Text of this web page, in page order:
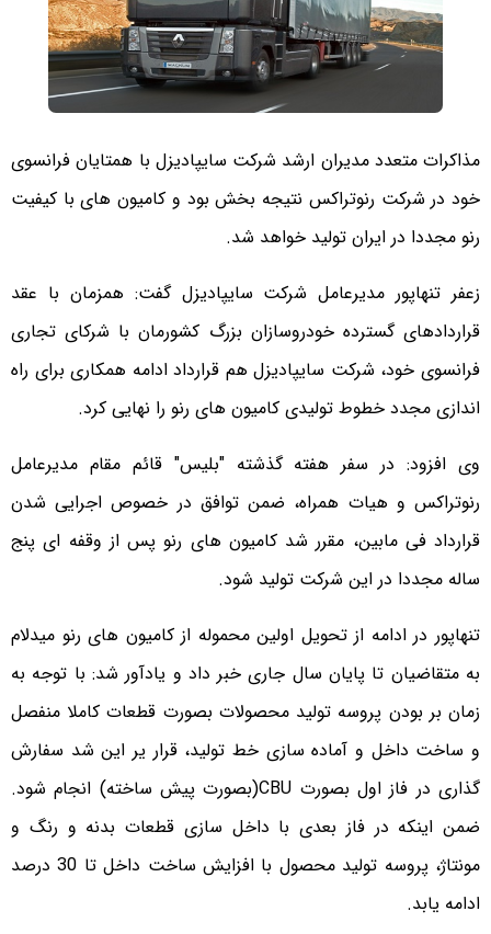
مذاکرات متعدد مدیران ارشد شرکت سایپادیزل با همتایان فرانسوی
خود در شرکت رنوتراکس نتیجه بخش بود و کامیون های با کیفیت
رنو مجددا در ایران تولید خواهد شد.
زعفر تنهاپور مدیرعامل شرکت سایپادیزل گفت: همزمان با عقد
قراردادهای گسترده خودروسازان بزرگ کشورمان با شرکای تجاری
فرانسوی خود، شرکت سایپادیزل هم قرارداد ادامه همکاری برای راه
اندازی مجدد خطوط تولیدی کامیون های رنو را نهایی کرد.
وی افزود: در سفر هفته گذشته "بلیس" قائم مقام مدیرعامل
رنوتراکس و هیات همراه، ضمن توافق در خصوص اجرایی شدن
قرارداد فی مابین، مقرر شد کامیون های رنو پس از وقفه ای پنج
ساله مجددا در این شرکت تولید شود.
تنهاپور در ادامه از تحویل اولین محموله از کامیون های رنو میدلام
به متقاضیان تا پایان سال جاری خبر داد و یادآور شد: با توجه به
زمان بر بودن پروسه تولید محصولات بصورت قطعات کاملا منفصل
و ساخت داخل و آماده سازی خط تولید، قرار یر این شد سفارش
گذاری در فاز اول بصورت CBU(بصورت پیش ساخته) انجام شود.
ضمن اینکه در فاز بعدی با داخل سازی قطعات بدنه و رنگ و
مونتاژ، پروسه تولید محصول با افزایش ساخت داخل تا 30 درصد
ادامه یابد.